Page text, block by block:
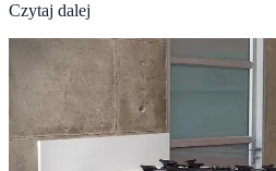
Czytaj dalej